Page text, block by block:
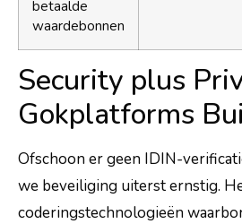
betaalde
waardebonnen
Security plus
Gokplatforms
Ofschoon er geen IDIN-
we beveiliging uiterst ernstig.
coderingstechnologieën